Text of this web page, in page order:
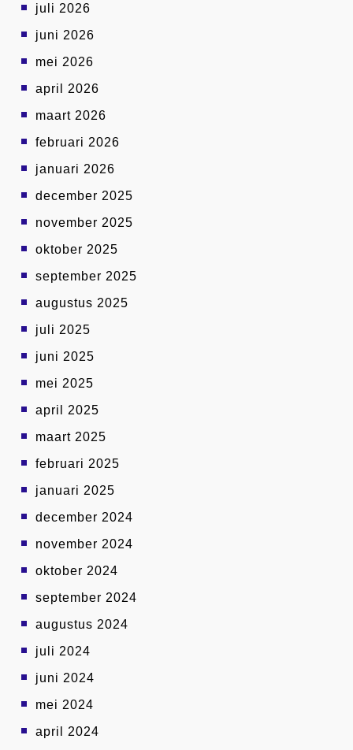
juli 2026
juni 2026
mei 2026
april 2026
maart 2026
februari 2026
januari 2026
december 2025
november 2025
oktober 2025
september 2025
augustus 2025
juli 2025
juni 2025
mei 2025
april 2025
maart 2025
februari 2025
januari 2025
december 2024
november 2024
oktober 2024
september 2024
augustus 2024
juli 2024
juni 2024
mei 2024
april 2024